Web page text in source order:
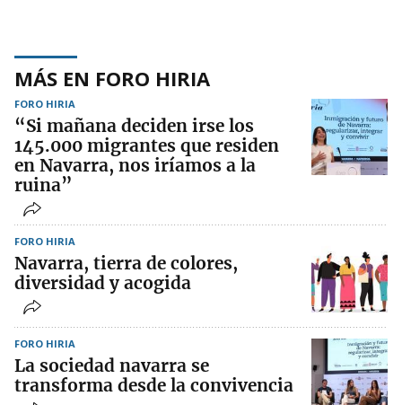
MÁS EN FORO HIRIA
FORO HIRIA
“Si mañana deciden irse los
145.000 migrantes que residen
en Navarra, nos iríamos a la
ruina”
FORO HIRIA
Navarra, tierra de colores,
diversidad y acogida
FORO HIRIA
La sociedad navarra se
transforma desde la convivencia